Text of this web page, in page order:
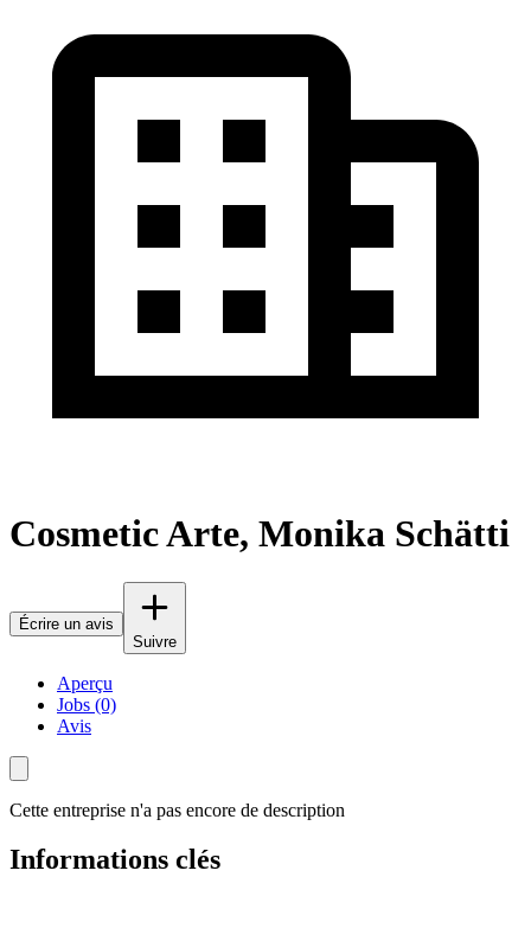
Cosmetic Arte, Monika Schätti
Écrire un avis
Suivre
Aperçu
Jobs (0)
Avis
Cette entreprise n'a pas encore de description
Informations clés